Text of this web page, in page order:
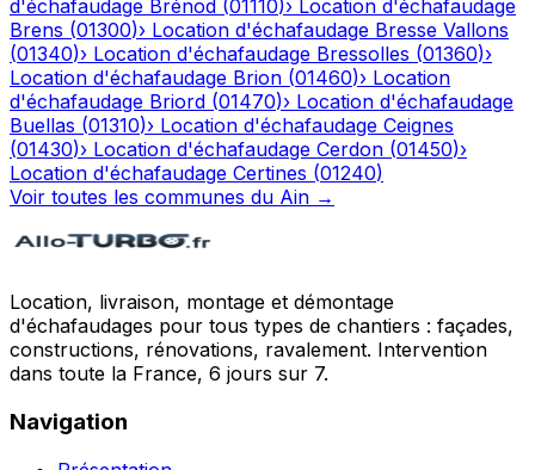
d'échafaudage Brénod (01110)› Location d'échafaudage
Brens (01300)› Location d'échafaudage Bresse Vallons
(01340)› Location d'échafaudage Bressolles (01360)›
Location d'échafaudage Brion (01460)› Location
d'échafaudage Briord (01470)› Location d'échafaudage
Buellas (01310)› Location d'échafaudage Ceignes
(01430)› Location d'échafaudage Cerdon (01450)›
Location d'échafaudage Certines (01240)
Voir toutes les communes du Ain →
Location, livraison, montage et démontage
d'échafaudages pour tous types de chantiers : façades,
constructions, rénovations, ravalement. Intervention
dans toute la France, 6 jours sur 7.
Navigation